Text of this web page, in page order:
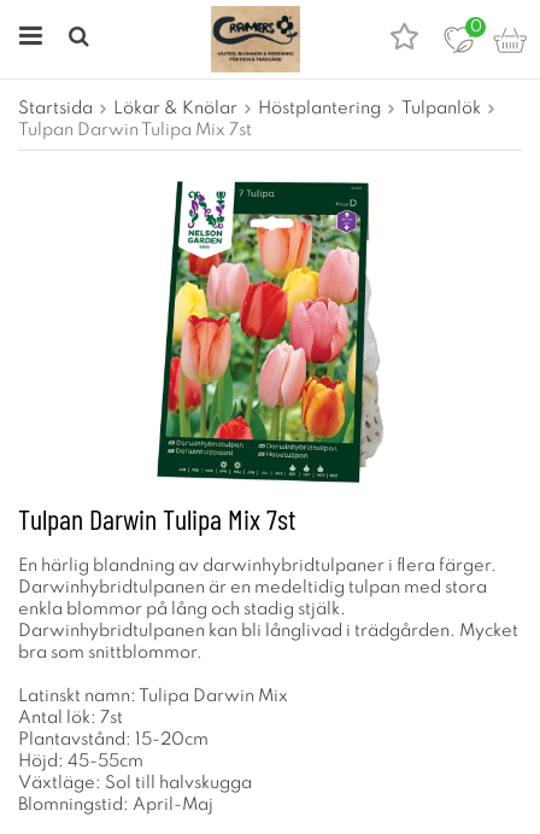
0
Startsida Lökar & Knölar Höstplantering
Tulpanlök
Tulpan Darwin Tulipa Mix 7st
Tulpan Darwin Tulipa Mix 7st
En härlig blandning av darwinhybridtulpaner i flera färger.
Darwinhybridtulpanen är en medeltidig tulpan med stora
enkla blommor på lång och stadig stjälk.
Darwinhybridtulpanen kan bli långlivad i trädgården. Mycket
bra som snittblommor.
Latinskt namn: Tulipa Darwin Mix
Antal lök: 7st
Plantavstånd: 15-20cm
Höjd: 45-55cm
Växtläge: Sol till halvskugga
Blomningstid: April-Maj